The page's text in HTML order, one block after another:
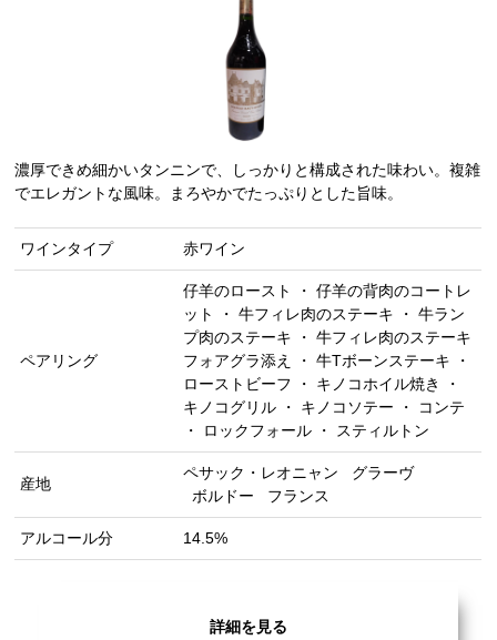
濃厚できめ細かいタンニンで、しっかりと構成された味わい。複雑
でエレガントな風味。まろやかでたっぷりとした旨味。
ワインタイプ 赤ワイン
ペアリング
仔羊のロースト ・ 仔羊の背肉のコートレ
ット ・ 牛フィレ肉のステーキ ・ 牛ラン
プ肉のステーキ ・ 牛フィレ肉のステーキ
フォアグラ添え ・ 牛Tボーンステーキ ・
ローストビーフ ・ キノコホイル焼き ・
キノコグリル ・ キノコソテー ・ コンテ
・ ロックフォール ・ スティルトン
産地
ペサック・レオニャン
グラーヴ
ボルドー
フランス
アルコール分 14.5%
詳細を見る